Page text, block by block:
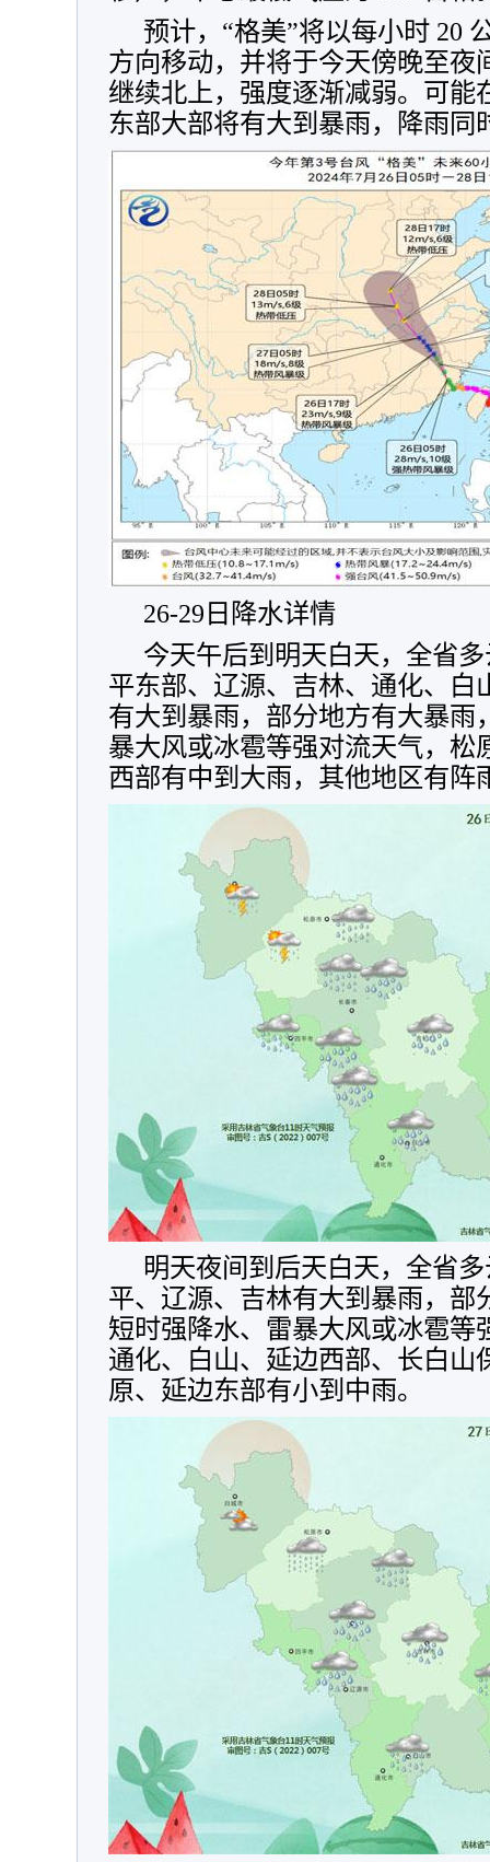
预计，“格美”将以每小时 20
方向移动，并将于今天傍晚至夜
继续北上，强度逐渐减弱。可能
东部大部将有大到暴雨，降雨同
26-29日降水详情
今天午后到明天白天，全省
平东部、辽源、吉林、通化、白
有大到暴雨，部分地方有大暴雨
暴大风或冰雹等强对流天气，松
西部有中到大雨，其他地区有阵
明天夜间到后天白天，全省
平、辽源、吉林有大到暴雨，部
短时强降水、雷暴大风或冰雹等
通化、白山、延边西部、长白山
原、延边东部有小到中雨。